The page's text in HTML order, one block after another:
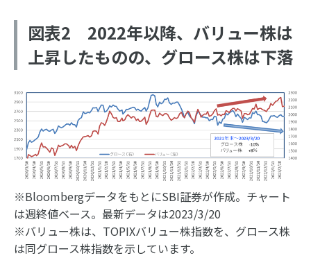
図表2 2022年以降、バリュー株は
上昇したものの、グロース株は下落
※BloombergデータをもとにSBI証券が作成。チャート
は週終値ベース。最新データは2023/3/20
※バリュー株は、TOPIXバリュー株指数を、グロース株
は同グロース株指数を示しています。